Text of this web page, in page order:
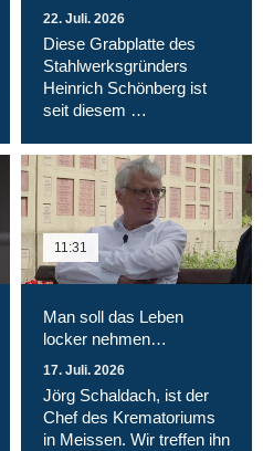
22. Juli. 2026
Diese Grabplatte des
Stahlwerksgründers
Heinrich Schönberg ist
seit diesem …
11:31
Man soll das Leben
locker nehmen…
17. Juli. 2026
Jörg Schaldach, ist der
Chef des Krematoriums
in Meissen. Wir treffen ihn